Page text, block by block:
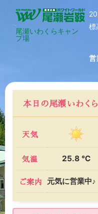
尾瀬いわくらキャン
プ場
標
営
25.8 ℃
元気に営業中♪